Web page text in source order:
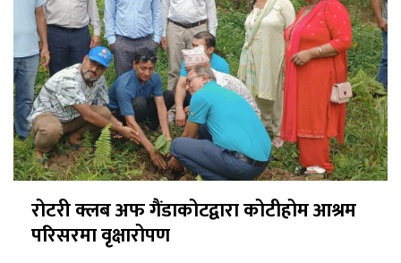
रोटरी क्लब अफ गैंडाकोटद्वारा कोटीहोम आश्रम
परिसरमा वृक्षारोपण